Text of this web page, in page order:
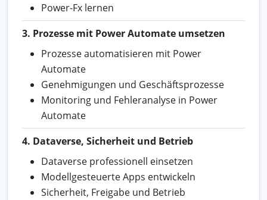
Power-Fx lernen
3. Prozesse mit Power Automate umsetzen
Prozesse automatisieren mit Power
Automate
Genehmigungen und Geschäftsprozesse
Monitoring und Fehleranalyse in Power
Automate
4. Dataverse, Sicherheit und Betrieb
Dataverse professionell einsetzen
Modellgesteuerte Apps entwickeln
Sicherheit, Freigabe und Betrieb